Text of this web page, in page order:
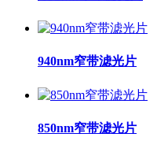
940nm窄带滤光片
850nm窄带滤光片